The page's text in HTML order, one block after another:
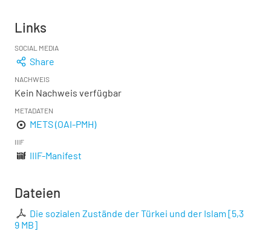
Links
SOCIAL MEDIA
Share
NACHWEIS
Kein Nachweis verfügbar
METADATEN
METS (OAI-PMH)
IIIF
IIIF-Manifest
Dateien
Die sozialen Zustände der Türkei und der Islam [5,3
9 MB]